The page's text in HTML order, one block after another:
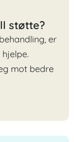
støtte?
er
mot bedre